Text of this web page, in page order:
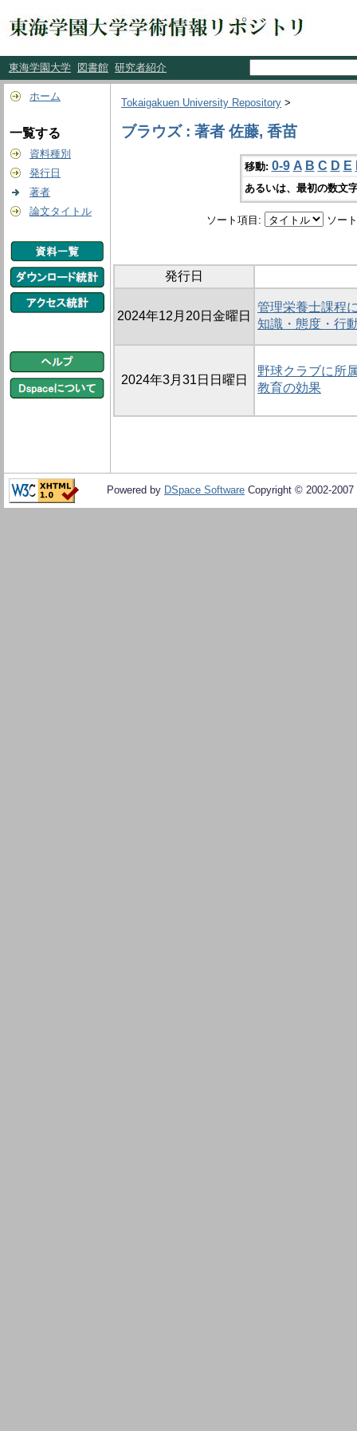
東海学園大学 図書館 研究者紹介
ホーム
一覧する
資料種別
発行日
著者
論文タイトル
Tokaigakuen University Repository >
ブラウズ : 著者 佐藤, 香苗
移動: 0-9 A B C D E
あるいは、最初の数文
ソート項目: ソー
発行日
2024年12月20日金曜日
管理栄養士課程
知識・態度・行
2024年3月31日日曜日
野球クラブに所
教育の効果
Powered by DSpace Software Copyright © 2002-2007